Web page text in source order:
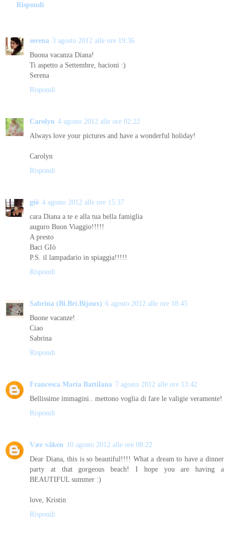
Rispondi
serena 3 agosto 2012 alle ore 19:36
Buona vacanza Diana!
Ti aspetto a Settembre, bacioni :)
Serena
Rispondi
Carolyn 4 agosto 2012 alle ore 02:22
Always love your pictures and have a wonderful holiday!
Carolyn
Rispondi
giò 4 agosto 2012 alle ore 15:37
cara Diana a te e alla tua bella famiglia
auguro Buon Viaggio!!!!!
A presto
Baci GIò
P.S. il lampadario in spiaggia!!!!!
Rispondi
Sabrina (Bi.Brì.Bijoux) 6 agosto 2012 alle ore 18:45
Buone vacanze!
Ciao
Sabrina
Rispondi
Francesca Maria Battilana 7 agosto 2012 alle ore 13:42
Bellissime immagini.. mettono voglia di fare le valigie veramente!
Rispondi
Vær våken 10 agosto 2012 alle ore 08:22
Dear Diana, this is so beautiful!!!! What a dream to have a dinner
party at that gorgeous beach! I hope you are having a
BEAUTIFUL summer :)
love, Kristin
Rispondi